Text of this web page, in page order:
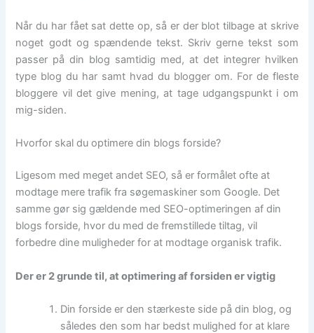
Når du har fået sat dette op, så er der blot tilbage at skrive
noget godt og spændende tekst. Skriv gerne tekst som
passer på din blog samtidig med, at det integrer hvilken
type blog du har samt hvad du blogger om. For de fleste
bloggere vil det give mening, at tage udgangspunkt i om
mig-siden.
Hvorfor skal du optimere din blogs forside?
Ligesom med meget andet SEO, så er formålet ofte at
modtage mere trafik fra søgemaskiner som Google. Det
samme gør sig gældende med SEO-optimeringen af din
blogs forside, hvor du med de fremstillede tiltag, vil
forbedre dine muligheder for at modtage organisk trafik.
Der er 2 grunde til, at optimering af forsiden er vigtig
Din forside er den stærkeste side på din blog, og
således den som har bedst mulighed for at klare